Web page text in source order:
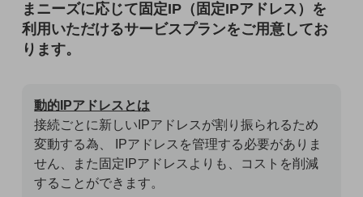
タフネススマートフォン
データ通信製品
5G対応ホームルーター
通信モジュール製品
衛星携帯電話
まニーズに応じて固定IP（固定IPアドレス）を
利用いただけるサービスプランをご用意してお
ります。
動的IPアドレスとは
接続ごとに新しいIPアドレスが割り振られるため
変動する為、 IPアドレスを管理する必要がありま
せん、また固定IPアドレスよりも、コストを削減
することができます。